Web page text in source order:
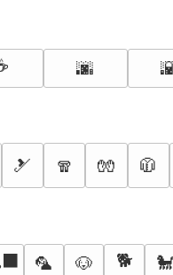
🌆
🎿 🧣 🧤 🧥
🦜 🐶 🐕 🐩